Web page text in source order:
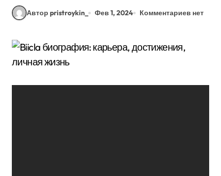
Автор pristroykin_ Фев 1, 2024 Комментариев нет